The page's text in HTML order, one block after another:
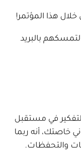
هذا المؤتمر!
بالبريد
في مستقبل
خاصتك، أنه ربما
والتحفظات.